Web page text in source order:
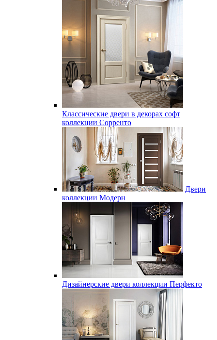
Классические двери в декорах софт
коллекции Сорренто
Двери
коллекции Модерн
Дизайнерские двери коллекции Перфекто